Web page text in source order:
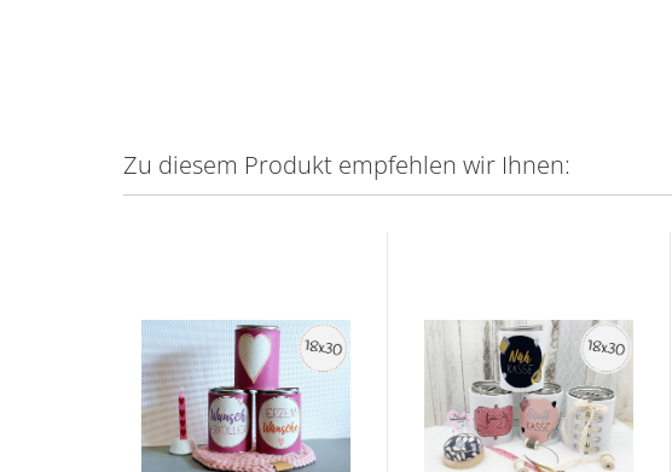
Zu diesem Produkt empfehlen wir Ihnen: